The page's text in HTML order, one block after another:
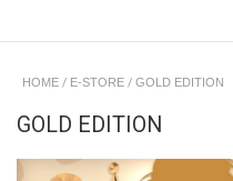
HOME / E-STORE / GOLD EDITION
GOLD EDITION